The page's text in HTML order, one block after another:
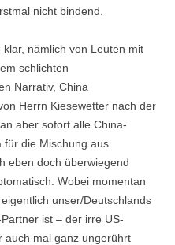
nicht bindend.
klar, nämlich von Leuten mit
schlichten
Narrativ, China
Herrn Kiesewetter nach der
aber sofort alle China-
für die Mischung aus
eben doch überwiegend
Wobei momentan
unser/Deutschlands
ist – der irre US-
auch mal ganz ungerührt